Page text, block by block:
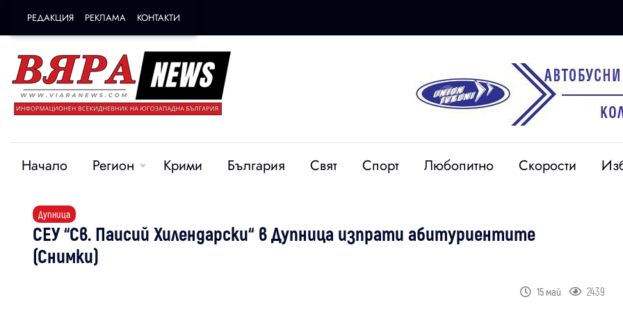
РЕДАКЦИЯ РЕКЛАМА КОНТАКТИ
Начало Регион Крими България Свят Спорт Любопитно Скорости
Дупница
СЕУ “Св. Паисий Хилендарски“ в Дупница изпрати абитуриентите
(Снимки)
15 май 2439